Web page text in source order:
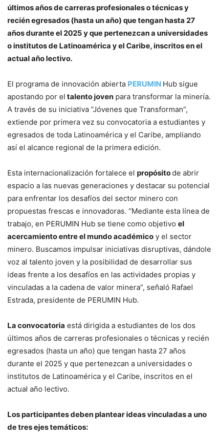
últimos años de carreras profesionales o técnicas y
recién egresados (hasta un año) que tengan hasta 27
años durante el 2025 y que pertenezcan a universidades
o institutos de Latinoamérica y el Caribe, inscritos en el
actual año lectivo.
El programa de innovación abierta PERUMIN Hub sigue
apostando por el talento joven para transformar la minería.
A través de su iniciativa “Jóvenes que Transforman”,
extiende por primera vez su convocatoria a estudiantes y
egresados de toda Latinoamérica y el Caribe, ampliando
así el alcance regional de la primera edición.
Esta internacionalización fortalece el propósitode abrir
espacio a las nuevas generaciones y destacar su potencial
para enfrentar los desafíos del sector minero con
propuestas frescas e innovadoras. “Mediante esta línea de
trabajo, en PERUMIN Hub se tiene como objetivo el
acercamiento entre el mundo académico y el sector
minero. Buscamos impulsar iniciativas disruptivas, dándole
voz al talento joven y la posibilidad de desarrollar sus
ideas frente a los desafíos en las actividades propias y
vinculadas a la cadena de valor minera”, señaló Rafael
Estrada, presidente de PERUMIN Hub.
La convocatoria está dirigida a estudiantes de los dos
últimos años de carreras profesionales o técnicas y recién
egresados (hasta un año) que tengan hasta 27 años
durante el 2025 y que pertenezcan a universidades o
institutos de Latinoamérica y el Caribe, inscritos en el
actual año lectivo.
Los participantes deben plantear ideas vinculadas a uno
de tres ejes temáticos: